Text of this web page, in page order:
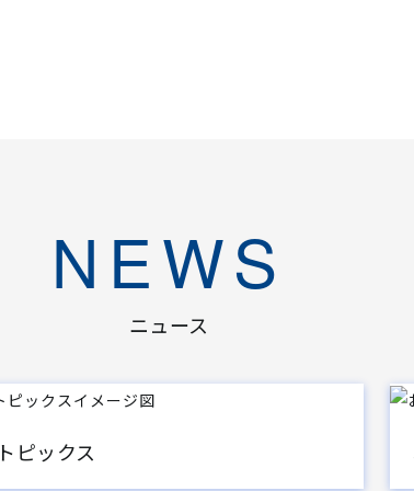
NEWS
ニュース
トピックス